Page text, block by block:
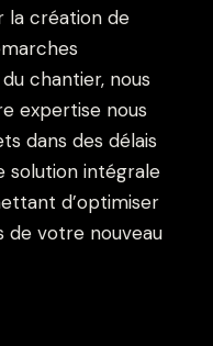
la création de
chantier, nous
expertise nous
dans des délais
solution intégrale
d’optimiser
de votre nouveau